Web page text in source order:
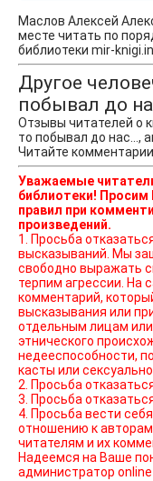
Маслов Алексей
месте читать по
библиотеки mir-
Другое
побывал до
Отзывы читателей о
то побывал до нас...,
Читайте
Уважаемые
библиотеки!
правил при
произведений.
1. Просьба
высказываний. Мы защищаем право наших читателей
свободно выражать
терпим агрессии. На
комментарий,
высказывания или
отдельным лицам
этнического
недееспособности,
касты или
2. Просьба
3. Просьба
4. Просьба вести
отношению к
читателям и их
Надеемся на Ваше
администратор